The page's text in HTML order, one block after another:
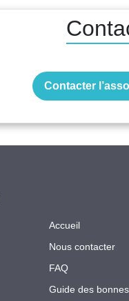
Contacter
Accueil
Nous contacter
FAQ
Guide des